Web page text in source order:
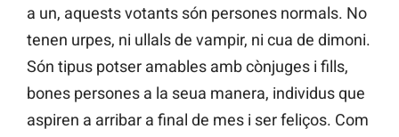
a un, aquests votants són persones normals. No
tenen urpes, ni ullals de vampir, ni cua de dimoni.
Són tipus potser amables amb cònjuges i fills,
bones persones a la seua manera, individus que
aspiren a arribar a final de mes i ser feliços. Com